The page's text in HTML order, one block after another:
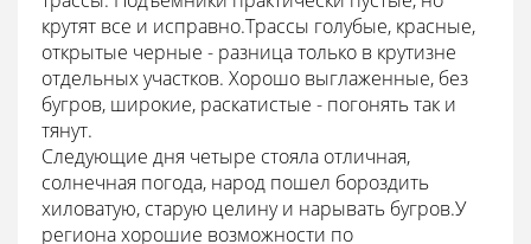
крутят все и исправно.Трассы голубые, красные,
открытые черные - разница только в крутизне
отдельных участков. Хорошо выглаженные, без
бугров, широкие, раскатистые - погонять так и
тянут.
Следующие дня четыре стояла отличная,
солнечная погода, народ пошел бороздить
хиловатую, старую целину и нарывать бугров.У
региона хорошие возможности по